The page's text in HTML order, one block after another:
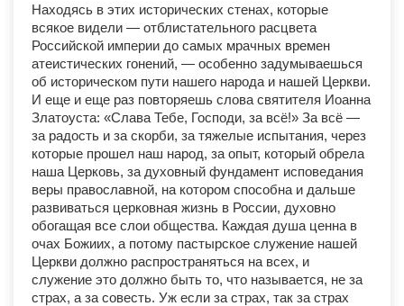
Находясь в этих исторических стенах, которые
всякое видели — отблистательного расцвета
Российской империи до самых мрачных времен
атеистических гонений, — особенно задумываешься
об историческом пути нашего народа и нашей Церкви.
И еще и еще раз повторяешь слова святителя Иоанна
Златоуста: «Слава Тебе, Господи, за всё!» За всё —
за радость и за скорби, за тяжелые испытания, через
которые прошел наш народ, за опыт, который обрела
наша Церковь, за духовный фундамент исповедания
веры православной, на котором способна и дальше
развиваться церковная жизнь в России, духовно
обогащая все слои общества. Каждая душа ценна в
очах Божиих, а потому пастырское служение нашей
Церкви должно распространяться на всех, и
служение это должно быть то, что называется, не за
страх, а за совесть. Уж если за страх, так за страх